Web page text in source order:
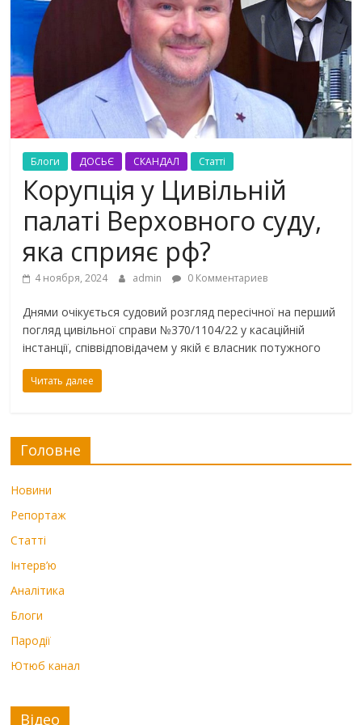
Блоги ДОСЬЄ СКАНДАЛ Статті
Корупція у Цивільній
палаті Верховного суду,
яка сприяє рф?
4 ноября, 2024 admin 0 Комментариев
Днями очікується судовий розгляд пересічної на перший
погляд цивільної справи №370/1104/22 у касаційній
інстанції, співвідповідачем у якій є власник потужного
Читать далее
Головне
Новини
Репортаж
Статті
Інтерв’ю
Аналітика
Блоги
Пародії
Ютюб канал
Відео